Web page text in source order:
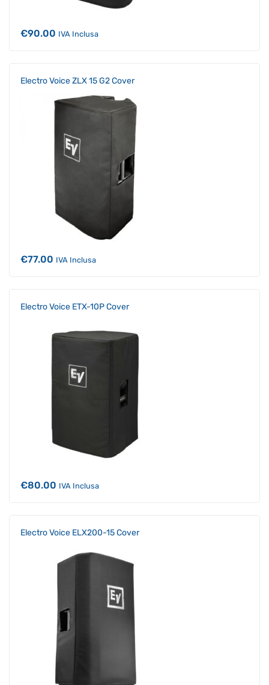
€90.00 IVA Inclusa
Electro Voice ZLX 15 G2 Cover
€77.00 IVA Inclusa
Electro Voice ETX-10P Cover
€80.00 IVA Inclusa
Electro Voice ELX200-15 Cover